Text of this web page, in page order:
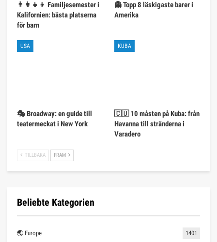
👨‍👩‍👧‍👦 Familjesemester i
Kalifornien: bästa platserna
för barn
👻 Topp 8 läskigaste barer i
Amerika
USA
🎭 Broadway: en guide till
teatermeckat i New York
KUBA
🇨🇺 10 måsten på Kuba: från
Havanna till stränderna i
Varadero
TILLBAKA FRAM
Beliebte Kategorien
🌏 Europe 1401